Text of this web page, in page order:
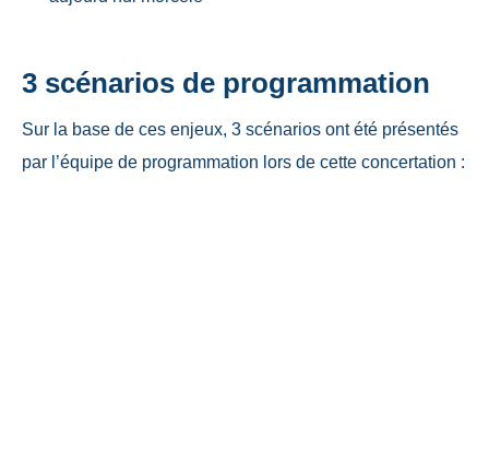
3 scénarios de programmation
Sur la base de ces enjeux, 3 scénarios ont été présentés
par l’équipe de programmation lors de cette concertation :